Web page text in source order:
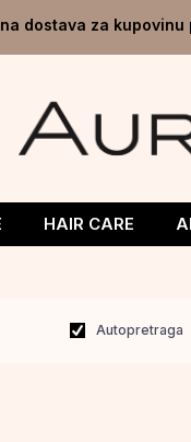
dostava za
HAIR CARE
Autopretraga